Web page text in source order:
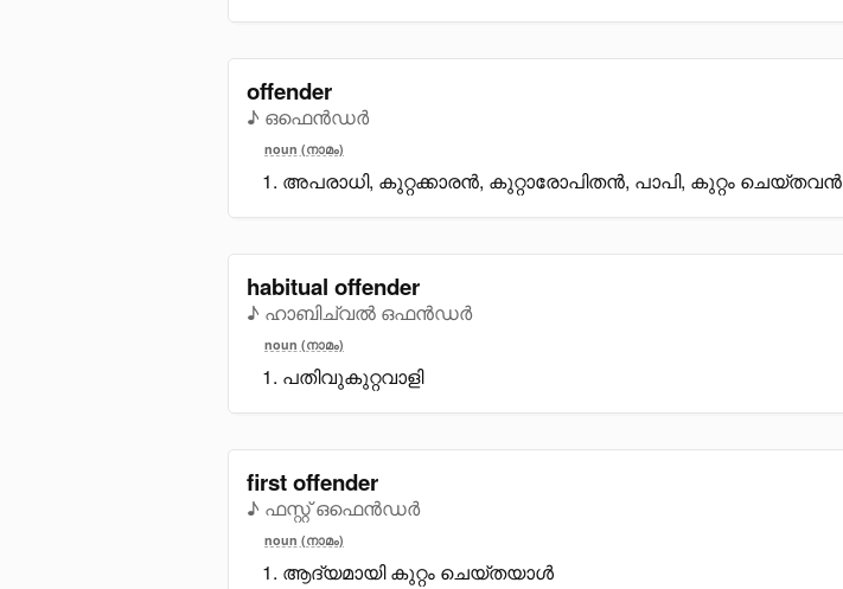
offender
♪ ഒഫെൻഡർ
noun (നാമം)
അപരാധി, കുറ്റക്കാരൻ, കുറ്റാരോപിതൻ, പാപി, കുറ്റം ചെയ്തവൻ
habitual offender
♪ ഹാബിച്വൽ ഒഫൻഡർ
noun (നാമം)
പതിവുകുറ്റവാളി
first offender
♪ ഫസ്റ്റ് ഒഫെൻഡർ
noun (നാമം)
ആദ്യമായി കുറ്റം ചെയ്തയാൾ